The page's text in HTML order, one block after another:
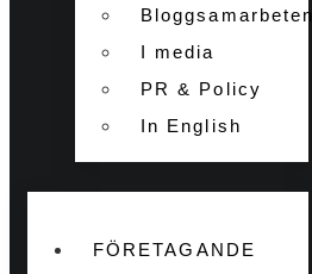
Bloggsamarbeten
I media
PR & Policy
In English
FÖRETAGANDE